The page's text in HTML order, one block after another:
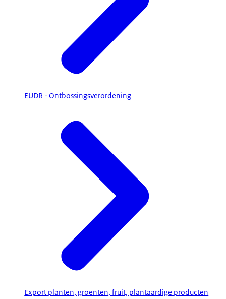
EUDR - Ontbossingsverordening
Export planten, groenten, fruit, plantaardige producten